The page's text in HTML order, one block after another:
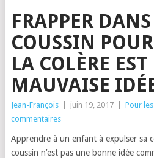
FRAPPER
COUSSIN
LA COLÈRE
MAUVAISE
Jean-François juin 19, 2017 Pour
commentaires
Apprendre à un enfant à expulser sa
coussin n’est pas une bonne idée